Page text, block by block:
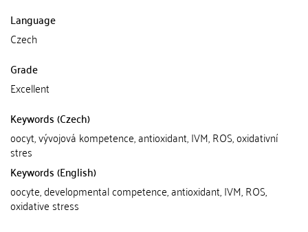
Language
Czech
Grade
Excellent
Keywords (Czech)
oocyt, vývojová kompetence, antioxidant, IVM, ROS, oxidativní
stres
Keywords (English)
oocyte, developmental competence, antioxidant, IVM, ROS,
oxidative stress